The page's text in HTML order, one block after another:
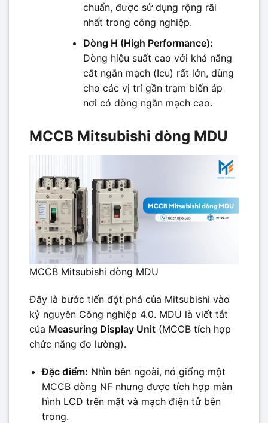
chuẩn, được sử dụng rộng rãi
nhất trong công nghiệp.
Dòng H (High Performance):
Dòng hiệu suất cao với khả năng
cắt ngắn mạch (Icu) rất lớn, dùng
cho các vị trí gần trạm biến áp
nơi có dòng ngắn mạch cao.
MCCB Mitsubishi dòng MDU
MCCB Mitsubishi dòng MDU
Đây là bước tiến đột phá của Mitsubishi vào
kỷ nguyên Công nghiệp 4.0. MDU là viết tắt
của Measuring Display Unit (MCCB tích hợp
chức năng đo lường).
Đặc điểm: Nhìn bên ngoài, nó giống một
MCCB dòng NF nhưng được tích hợp màn
hình LCD trên mặt và mạch điện tử bên
trong.